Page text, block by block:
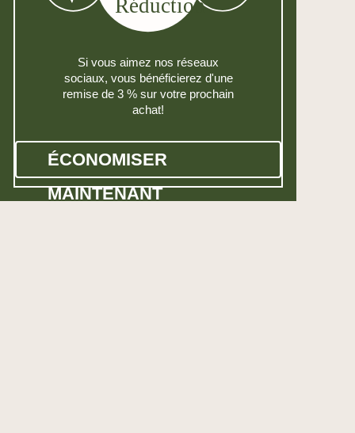
Si vous aimez nos réseaux
sociaux, vous bénéficierez d'une
remise de 3 % sur votre prochain
achat!
ÉCONOMISER
MAINTENANT